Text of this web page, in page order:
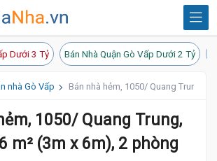
Dưới 3 Tỷ Bán Nhà Quận Gò Vấp Dưới 2 Tỷ
nhà Gò Vấp Bán nhà hẻm, 1050/ Quang Trung,
1050/ Quang Trung,
m² (3m x 6m), 2 phòng